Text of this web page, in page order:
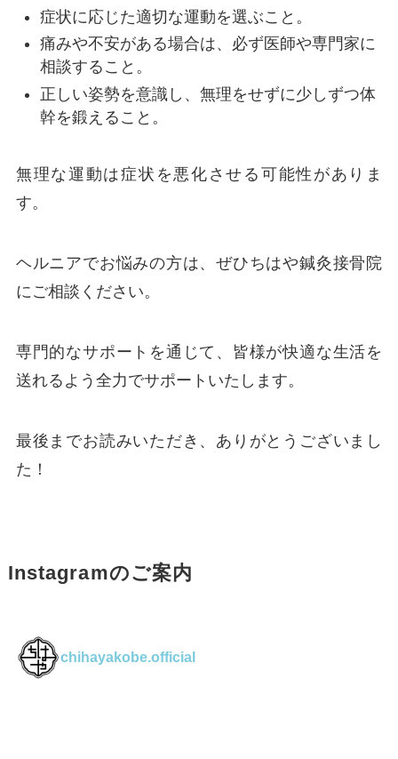
症状に応じた適切な運動を選ぶこと。
痛みや不安がある場合は、必ず医師や専門家に
相談すること。
正しい姿勢を意識し、無理をせずに少しずつ体
幹を鍛えること。
無理な運動は症状を悪化させる可能性がありま
す。
ヘルニアでお悩みの方は、ぜひちはや鍼灸接骨院
にご相談ください。
専門的なサポートを通じて、皆様が快適な生活を
送れるよう全力でサポートいたします。
最後までお読みいただき、ありがとうございまし
た！
Instagramのご案内
chihayakobe.official